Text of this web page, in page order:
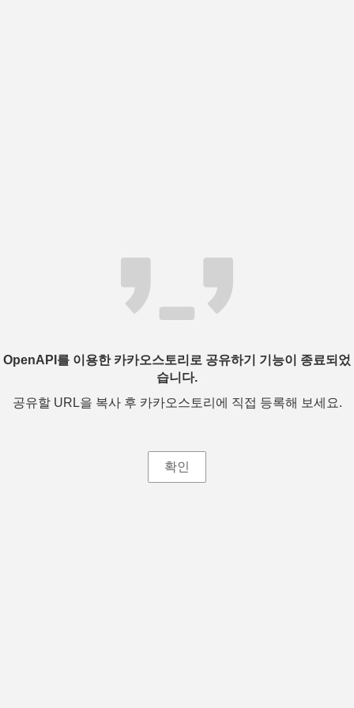
OpenAPI를 이용한 카카오스토리로 공유하기 기능이 종료되었
습니다.
공유할 URL을 복사 후 카카오스토리에 직접 등록해 보세요.
확인